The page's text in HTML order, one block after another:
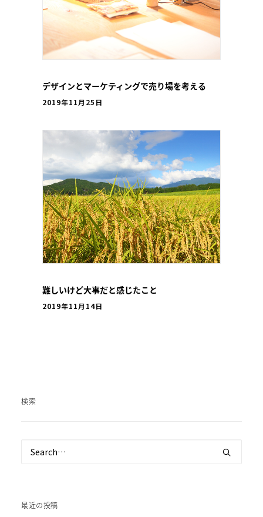
デザインとマーケティングで売り場を考える
2019年11月25日
難しいけど大事だと感じたこと
2019年11月14日
検索
最近の投稿